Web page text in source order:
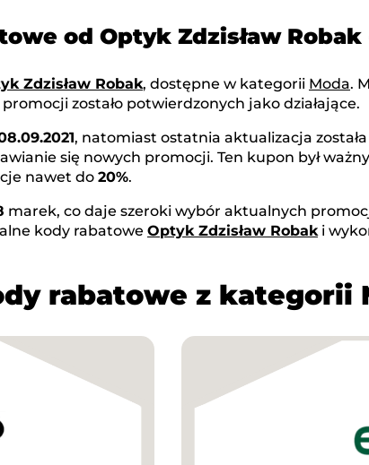
od Optyk Zdzisław
Zdzisław Robak, dostępne w kategorii Moda.
promocji zostało potwierdzonych jako działające.
, natomiast ostatnia aktualizacja
się nowych promocji. Ten kupon był ważny
nawet do 20%.
marek, co daje szeroki wybór aktualnych
kody rabatowe Optyk Zdzisław Robak i
rabatowe z kategorii